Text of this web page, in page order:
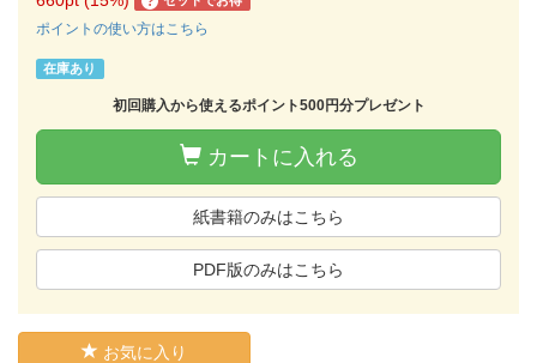
ポイントの使い方はこちら
在庫あり
初回購入から使えるポイント500円分プレゼント
カートに入れる
紙書籍のみはこちら
PDF版のみはこちら
お気に入り